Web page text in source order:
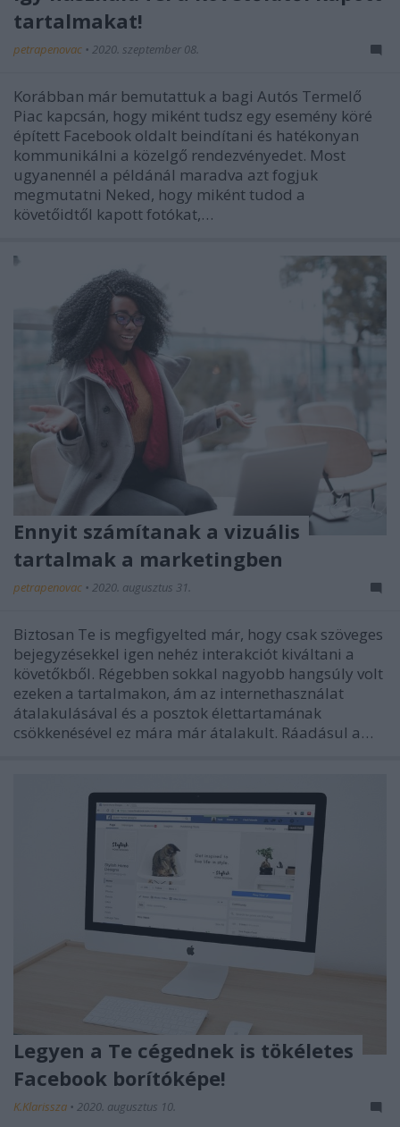
tartalmakat!
petrapenovac • 2020. szeptember 08.
Korábban már bemutattuk a bagi Autós Termelő
Piac kapcsán, hogy miként tudsz egy esemény köré
épített Facebook oldalt beindítani és hatékonyan
kommunikálni a közelgő rendezvényedet. Most
ugyanennél a példánál maradva azt fogjuk
megmutatni Neked, hogy miként tudod a
követőidtől kapott fotókat,…
Ennyit számítanak a vizuális
tartalmak a marketingben
petrapenovac • 2020. augusztus 31.
Biztosan Te is megfigyelted már, hogy csak szöveges
bejegyzésekkel igen nehéz interakciót kiváltani a
követőkből. Régebben sokkal nagyobb hangsúly volt
ezeken a tartalmakon, ám az internethasználat
átalakulásával és a posztok élettartamának
csökkenésével ez mára már átalakult. Ráadásul a…
Legyen a Te cégednek is tökéletes
Facebook borítóképe!
K.Klarissza • 2020. augusztus 10.